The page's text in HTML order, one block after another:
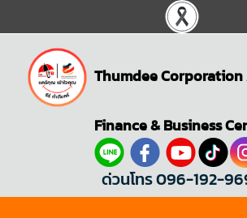
Thumdee Corporation
Finance & Business
ด่วนโทร 096-192-